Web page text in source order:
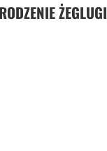
ŻEGLUGI